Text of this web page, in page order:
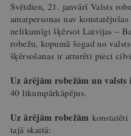
Svētdien, 21. janvārī Valsts
amatpersonas nav
nelikumīgi šķērsot Latvijas –
robežu, kopumā šogad no
šķērsošanas ir atturēti pieci
Uz ārējām robežām un valsts
40 likumpārkāpējus.
Uz ārējām robežām konstatēti
tajā skaitā: